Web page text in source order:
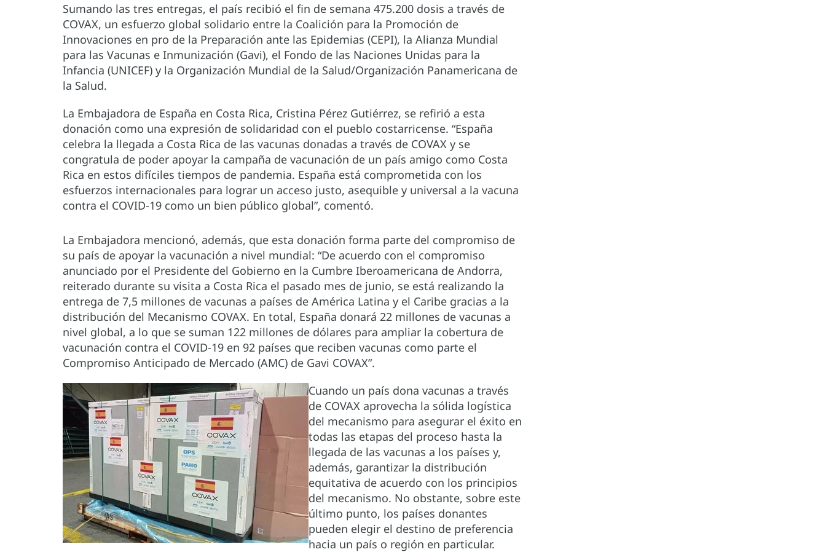
Sumando las tres entregas, el país recibió el fin de semana 475.200 dosis a través de
COVAX, un esfuerzo global solidario entre la Coalición para la Promoción de
Innovaciones en pro de la Preparación ante las Epidemias (CEPI), la Alianza Mundial
para las Vacunas e Inmunización (Gavi), el Fondo de las Naciones Unidas para la
Infancia (UNICEF) y la Organización Mundial de la Salud/Organización Panamericana de
la Salud.
La Embajadora de España en Costa Rica, Cristina Pérez Gutiérrez, se refirió a esta
donación como una expresión de solidaridad con el pueblo costarricense. “España
celebra la llegada a Costa Rica de las vacunas donadas a través de COVAX y se
congratula de poder apoyar la campaña de vacunación de un país amigo como Costa
Rica en estos difíciles tiempos de pandemia. España está comprometida con los
esfuerzos internacionales para lograr un acceso justo, asequible y universal a la vacuna
contra el COVID-19 como un bien público global”, comentó.
La Embajadora mencionó, además, que esta donación forma parte del compromiso de
su país de apoyar la vacunación a nivel mundial: “De acuerdo con el compromiso
anunciado por el Presidente del Gobierno en la Cumbre Iberoamericana de Andorra,
reiterado durante su visita a Costa Rica el pasado mes de junio, se está realizando la
entrega de 7,5 millones de vacunas a países de América Latina y el Caribe gracias a la
distribución del Mecanismo COVAX. En total, España donará 22 millones de vacunas a
nivel global, a lo que se suman 122 millones de dólares para ampliar la cobertura de
vacunación contra el COVID-19 en 92 países que reciben vacunas como parte el
Compromiso Anticipado de Mercado (AMC) de Gavi COVAX”.
Cuando un país dona vacunas a través
de COVAX aprovecha la sólida logística
del mecanismo para asegurar el éxito en
todas las etapas del proceso hasta la
llegada de las vacunas a los países y,
además, garantizar la distribución
equitativa de acuerdo con los principios
del mecanismo. No obstante, sobre este
último punto, los países donantes
pueden elegir el destino de preferencia
hacia un país o región en particular.